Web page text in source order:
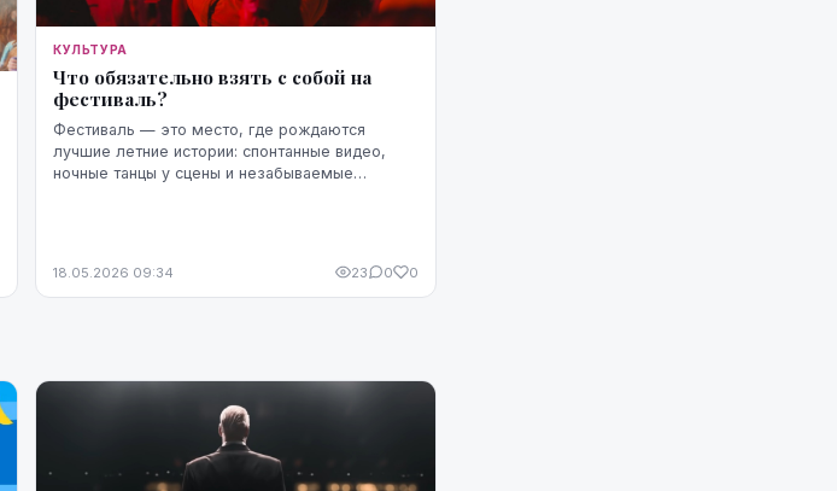
КУЛЬТУРА
Что обязательно взять с собой на
фестиваль?
Фестиваль — это место, где рождаются
лучшие летние истории: спонтанные видео,
ночные танцы у сцены и незабываемые
18.05.2026 09:34 23 0 0